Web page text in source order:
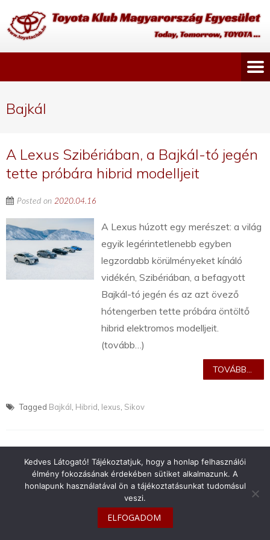
Bajkál
A Lexus Szibériában, a Bajkál-tó jegén
tette próbára hibrid modelljeit
Posted on 2020.04.16
A Lexus húzott egy merészet: a világ
egyik legérintetlenebb egyben
legzordabb körülményeket kínáló
vidékén, Szibériában, a befagyott
Bajkál-tó jegén és az azt övező
hótengerben tette próbára öntöltő
hibrid elektromos modelljeit.
(tovább…)
TOVÁBB...
Tagged Bajkál Hibrid lexus Sikov
info@toyotaclub.hu
Toyota Klub Magyarország
Kedves Látogató! Tájékoztatjuk, hogy a honlap felhasználói
élmény fokozásának érdekében sütiket alkalmazunk. A
honlapunk használatával ön a tájékoztatásunkat tudomásul
veszi.
ELFOGADOM